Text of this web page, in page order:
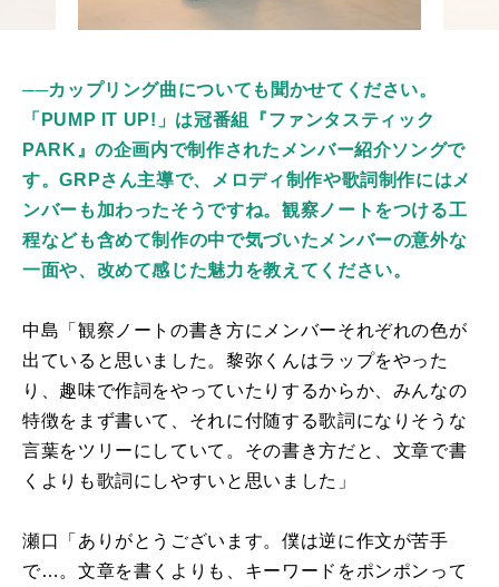
──カップリング曲についても聞かせてください。
「PUMP IT UP!」は冠番組『ファンタスティック
PARK』の企画内で制作されたメンバー紹介ソングで
す。GRPさん主導で、メロディ制作や歌詞制作にはメ
ンバーも加わったそうですね。観察ノートをつける工
程なども含めて制作の中で気づいたメンバーの意外な
一面や、改めて感じた魅力を教えてください。
中島「観察ノートの書き方にメンバーそれぞれの色が
出ていると思いました。黎弥くんはラップをやった
り、趣味で作詞をやっていたりするからか、みんなの
特徴をまず書いて、それに付随する歌詞になりそうな
言葉をツリーにしていて。その書き方だと、文章で書
くよりも歌詞にしやすいと思いました」
瀬口「ありがとうございます。僕は逆に作文が苦手
で…。文章を書くよりも、キーワードをポンポンって